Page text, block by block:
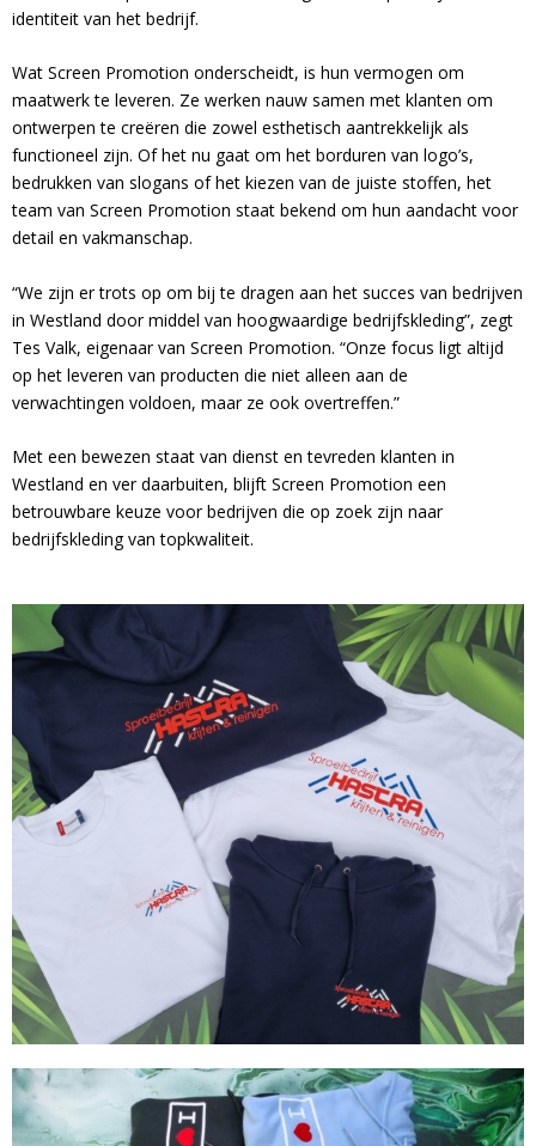
identiteit van het bedrijf.
Wat Screen Promotion onderscheidt, is hun vermogen om
maatwerk te leveren. Ze werken nauw samen met klanten om
ontwerpen te creëren die zowel esthetisch aantrekkelijk als
functioneel zijn. Of het nu gaat om het borduren van logo’s,
bedrukken van slogans of het kiezen van de juiste stoffen, het
team van Screen Promotion staat bekend om hun aandacht voor
detail en vakmanschap.
“We zijn er trots op om bij te dragen aan het succes van bedrijven
in Westland door middel van hoogwaardige bedrijfskleding”, zegt
Tes Valk, eigenaar van Screen Promotion. “Onze focus ligt altijd
op het leveren van producten die niet alleen aan de
verwachtingen voldoen, maar ze ook overtreffen.”
Met een bewezen staat van dienst en tevreden klanten in
Westland en ver daarbuiten, blijft Screen Promotion een
betrouwbare keuze voor bedrijven die op zoek zijn naar
bedrijfskleding van topkwaliteit.